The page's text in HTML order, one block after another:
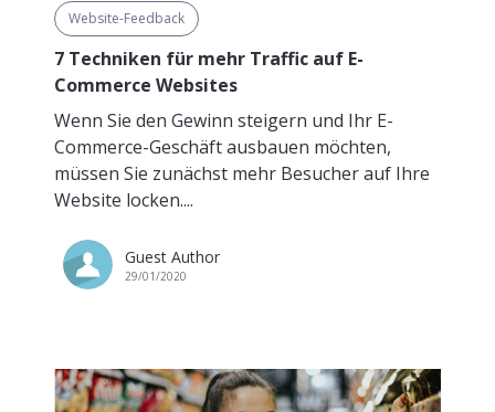
Website-Feedback
7 Techniken für mehr Traffic auf E-
Commerce Websites
Wenn Sie den Gewinn steigern und Ihr E-
Commerce-Geschäft ausbauen möchten,
müssen Sie zunächst mehr Besucher auf Ihre
Website locken....
Guest Author
29/01/2020